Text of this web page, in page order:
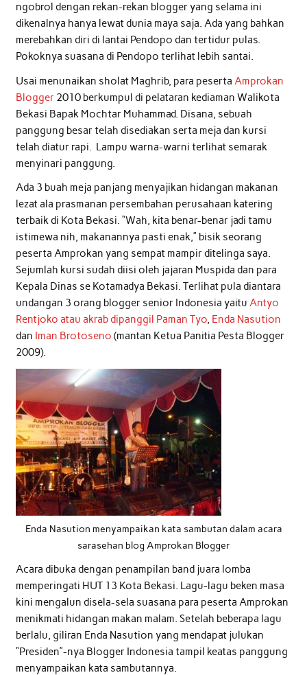
ngobrol dengan rekan-rekan blogger yang selama ini
dikenalnya hanya lewat dunia maya saja. Ada yang bahkan
merebahkan diri di lantai Pendopo dan tertidur pulas.
Pokoknya suasana di Pendopo terlihat lebih santai.
Usai menunaikan sholat Maghrib, para peserta Amprokan
Blogger2010 berkumpul di pelataran kediaman Walikota
Bekasi Bapak Mochtar Muhammad. Disana, sebuah
panggung besar telah disediakan serta meja dan kursi
telah diatur rapi. Lampu warna-warni terlihat semarak
menyinari panggung.
Ada 3 buah meja panjang menyajikan hidangan makanan
lezat ala prasmanan persembahan perusahaan katering
terbaik di Kota Bekasi. “Wah, kita benar-benar jadi tamu
istimewa nih, makanannya pasti enak,” bisik seorang
peserta Amprokan yang sempat mampir ditelinga saya.
Sejumlah kursi sudah diisi oleh jajaran Muspida dan para
Kepala Dinas se Kotamadya Bekasi. Terlihat pula diantara
undangan 3 orang blogger senior Indonesia yaitu Antyo
Rentjoko atau akrab dipanggil Paman Tyo, Enda Nasution
dan Iman Brotoseno (mantan Ketua Panitia Pesta Blogger
2009).
Enda Nasution menyampaikan kata sambutan dalam acara
sarasehan blog Amprokan Blogger
Acara dibuka dengan penampilan band juara lomba
memperingati HUT 13 Kota Bekasi. Lagu-lagu beken masa
kini mengalun disela-sela suasana para peserta Amprokan
menikmati hidangan makan malam. Setelah beberapa lagu
berlalu, giliran Enda Nasution yang mendapat julukan
“Presiden”-nya Blogger Indonesia tampil keatas panggung
menyampaikan kata sambutannya.